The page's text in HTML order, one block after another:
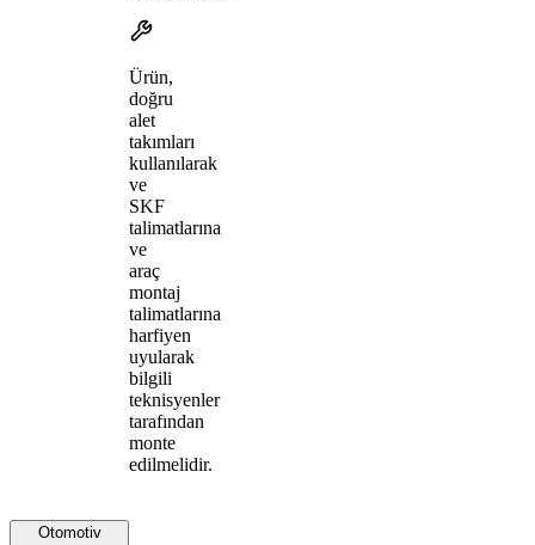
Ürün,
doğru
alet
takımları
kullanılarak
ve
SKF
talimatlarına
ve
araç
montaj
talimatlarına
harfiyen
uyularak
bilgili
teknisyenler
tarafından
monte
edilmelidir.
Otomotiv